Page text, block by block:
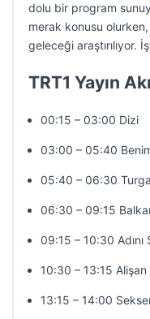
dolu bir program
merak konusu
geleceği araştırılıyor.
TRT1 Yayın
00:15 – 03:00 Dizi
03:00 – 05:40
05:40 – 06:30
06:30 – 09:15
09:15 – 10:30 Adını
10:30 – 13:15
13:15 – 14:00